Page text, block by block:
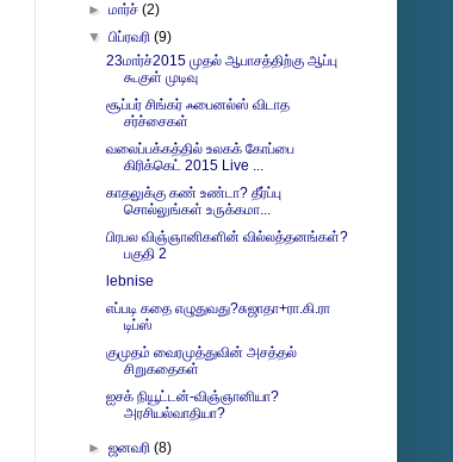
►மார்ச்(2)
▼பிப்ரவரி(9)
23மார்ச்2015 முதல் ஆபாசத்திற்கு ஆப்பு
கூகுள் முடிவு
சூப்பர் சிங்கர் ஃபைனல்ஸ் விடாத
சர்ச்சைகள்
வலைப்பக்கத்தில் உலகக் கோப்பை
கிரிக்கெட் 2015 Live ...
காதலுக்கு கண் உண்டா? தீர்ப்பு
சொல்லுங்கள் உருக்கமா...
பிரபல விஞ்ஞானிகளின் வில்லத்தனங்கள்?
பகுதி 2
lebnise
எப்படி கதை எழுதுவது?சுஜாதா+ரா.கி.ரா
டிப்ஸ்
குமுதம் வைரமுத்துவின் அசத்தல்
சிறுகதைகள்
ஐசக் நியூட்டன்-விஞ்ஞானியா?
அரசியல்வாதியா?
►ஜனவரி(8)